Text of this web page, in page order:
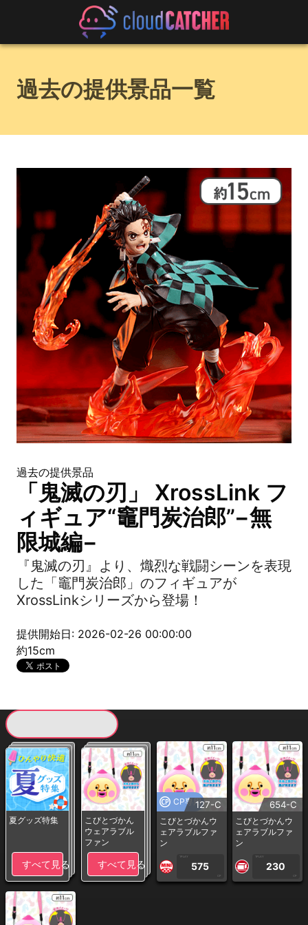
過去の提供景品一覧
過去の提供景品
「鬼滅の刃」 XrossLink フ
ィギュア“竈門炭治郎”−無
限城編−
『鬼滅の刃』より、熾烈な戦闘シーンを表現
した「竈門炭治郎」のフィギュアが
XrossLinkシリーズから登場！
提供開始日: 2026-02-26 00:00:00
約15cm
夏グッズ特集
すべて見る
こびとづかん
ウェアラブル
ファン
すべて見る
CP専用127-C
こびとづかんウ
ェアラブルファ
ン
1PLAY
575
CP
654-C
こびとづかんウ
ェアラブルファ
ン
1PLAY
230
CP